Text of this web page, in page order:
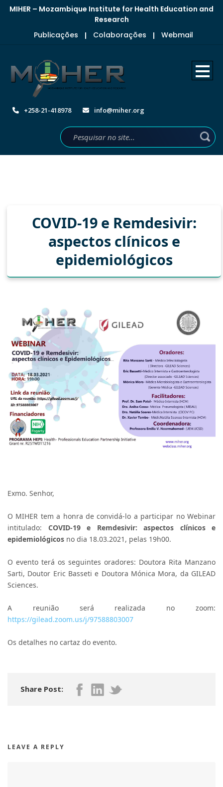
MIHER – Mozambique Institute for Health Education and
Research
Publicações
| Colaborações | Webmail
+258-21-418978 info@miher.org
COVID-19 e Remdesivir:
aspectos clínicos e
epidemiológicos
Exmo. Senhor,
O MIHER tem a honra de convidá-lo a participar no Webinar
intitulado: COVID-19 e Remdesivir: aspectos clínicos e
epidemiológicos no dia 18.03.2021, pelas 19h00.
O evento terá os seguintes oradores: Doutora Rita Manzano
Sarti, Doutor Eric Basseti e Doutora Mónica Mora, da GILEAD
Sciences.
A reunião será realizada no zoom:
https://gilead.zoom.us/j/97588803007
Os detalhes no cartaz do evento.
Share Post:
LEAVE A REPLY